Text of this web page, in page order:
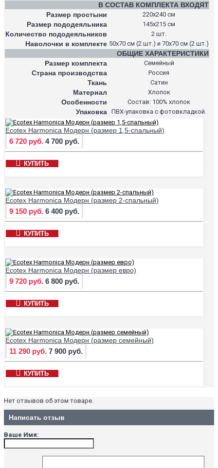
В СОСТАВ КОМПЛЕКТА ВХОДЯТ
Размер простыни
220х240 см
Размер пододеяльника 145х215 см
Количество пододеяльников 2 шт.
Наволочки в комплекте 50х70 см (2 шт.) и 70х70 см (2 шт.)
ОБЩИЕ ХАРАКТЕРИСТИКИ
Размер комплекта
Семейный
Страна производства Россия
Ткань Сатин
Материал Хлопок
Особенности Состав: 100% хлопок
Упаковка ПВХ-упаковка с фотовкладкой.
Ecotex Harmonica Модерн (размер 1,5-спальный)
6 720 руб. 4 700 руб.
КУПИТЬ
Ecotex Harmonica Модерн (размер 2-спальный)
9 150 руб. 6 400 руб.
КУПИТЬ
Ecotex Harmonica Модерн (размер евро)
9 720 руб. 6 800 руб.
КУПИТЬ
Ecotex Harmonica Модерн (размер семейный)
11 290 руб. 7 900 руб.
КУПИТЬ
Нет отзывов об этом товаре.
Написать отзыв
Ваше Имя: